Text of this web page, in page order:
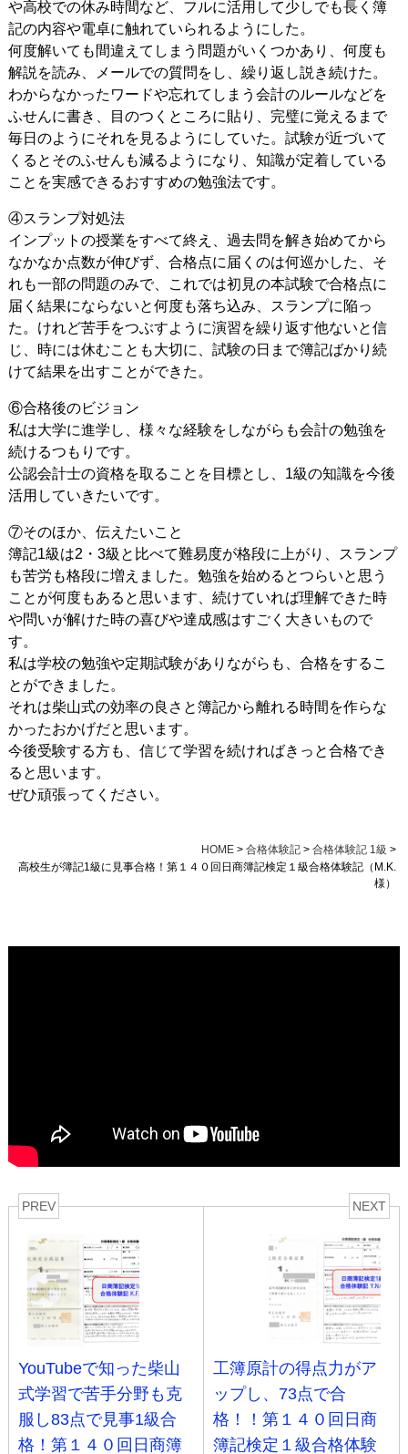
や高校での休み時間など、フルに活用して少しでも長く簿
記の内容や電卓に触れていられるようにした。
何度解いても間違えてしまう問題がいくつかあり、何度も
解説を読み、メールでの質問をし、繰り返し説き続けた。
わからなかったワードや忘れてしまう会計のルールなどを
ふせんに書き、目のつくところに貼り、完璧に覚えるまで
毎日のようにそれを見るようにしていた。試験が近づいて
くるとそのふせんも減るようになり、知識が定着している
ことを実感できるおすすめの勉強法です。
④スランプ対処法
インプットの授業をすべて終え、過去問を解き始めてから
なかなか点数が伸びず、合格点に届くのは何巡かした、そ
れも一部の問題のみで、これでは初見の本試験で合格点に
届く結果にならないと何度も落ち込み、スランプに陥っ
た。けれど苦手をつぶすように演習を繰り返す他ないと信
じ、時には休むことも大切に、試験の日まで簿記ばかり続
けて結果を出すことができた。
⑥合格後のビジョン
私は大学に進学し、様々な経験をしながらも会計の勉強を
続けるつもりです。
公認会計士の資格を取ることを目標とし、1級の知識を今後
活用していきたいです。
⑦そのほか、伝えたいこと
簿記1級は2・3級と比べて難易度が格段に上がり、スランプ
も苦労も格段に増えました。勉強を始めるとつらいと思う
ことが何度もあると思います、続けていれば理解できた時
や問いが解けた時の喜びや達成感はすごく大きいもので
す。
私は学校の勉強や定期試験がありながらも、合格をするこ
とができました。
それは柴山式の効率の良さと簿記から離れる時間を作らな
かったおかげだと思います。
今後受験する方も、信じて学習を続ければきっと合格でき
ると思います。
ぜひ頑張ってください。
HOME> 合格体験記> 合格体験記 1級 >
高校生が簿記1級に見事合格！第１４０回日商簿記検定１級合格体験記（M.K.
様）
PREV
YouTubeで知った柴山
式学習で苦手分野も克
服し83点で見事1級合
格！第１４０回日商簿
NEXT
工簿原計の得点力がア
ップし、73点で合
格！！第１４０回日商
簿記検定１級合格体験